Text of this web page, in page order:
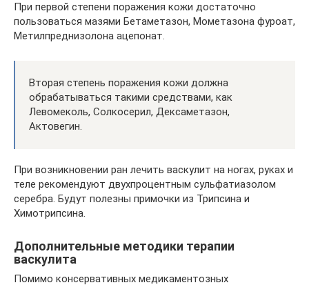
При первой степени поражения кожи достаточно
пользоваться мазями Бетаметазон, Мометазона фуроат,
Метилпреднизолона ацепонат.
Вторая степень поражения кожи должна
обрабатываться такими средствами, как
Левомеколь, Солкосерил, Дексаметазон,
Актовегин.
При возникновении ран лечить васкулит на ногах, руках и
теле рекомендуют двухпроцентным сульфатиазолом
серебра. Будут полезны примочки из Трипсина и
Химотрипсина.
Дополнительные методики терапии
васкулита
Помимо консервативных медикаментозных